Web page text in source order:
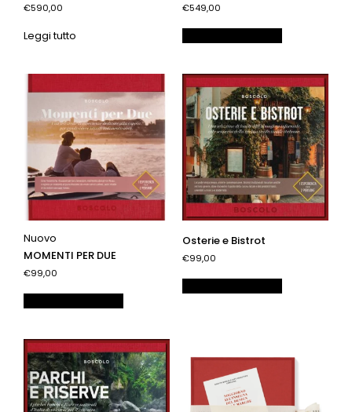
€590,00
Leggi tutto
€549,00
Nuovo
MOMENTI PER DUE
€99,00
Osterie e Bistrot
€99,00